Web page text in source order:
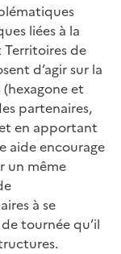
liées à la
Territoires de
d’agir sur la
et
partenaires,
en apportant
aide encourage
un même
à se
tournée qu’il